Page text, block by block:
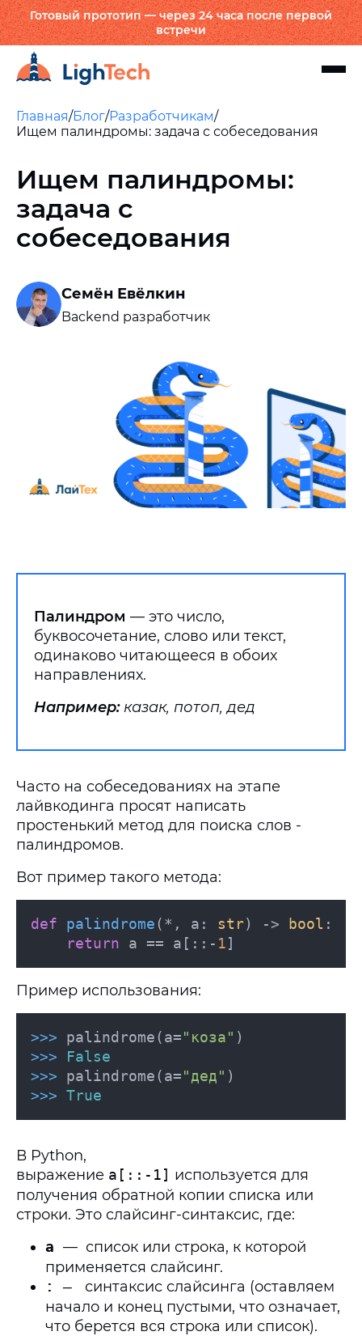
Готовый прототип — через 24 часа после первой
встречи
Главная/Блог/Разработчикам/
Ищем палиндромы: задача с собеседования
Ищем палиндромы:
задача с
собеседования
Семён Евёлкин
Backend разработчик
Палиндром — это число,
буквосочетание, слово или текст,
одинаково читающееся в обоих
направлениях.
Например: казак, потоп, дед
Часто на собеседованиях на этапе
лайвкодинга просят написать
простенький метод для поиска слов -
палиндромов.
Вот пример такого метода:
def palindrome(*, a: str) -> bool :
return a == a[::- 1]
Пример использования:
>>> palindrome(a="коза" )
>>>
False
>>>
palindrome(a="дед" )
>>> True
В Python,
выражение a[::-1] используется для
получения обратной копии списка или
строки. Это слайсинг-синтаксис, где:
a — список или строка, к которой
применяется слайсинг.
: —
синтаксис слайсинга (оставляем
начало и конец пустыми, что означает,
что берется вся строка или список).